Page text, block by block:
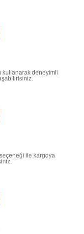
kullanarak deneyimli
ile kargoya